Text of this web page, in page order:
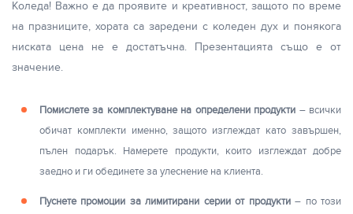
Коледа! Важно е да проявите и креативност, защото по време
на празниците, хората са заредени с коледен дух и понякога
ниската цена не е достатъчна. Презентацията също е от
значение.
Помислете за комплектуване на определени продукти – всички
обичат комплекти именно, защото изглеждат като завършен,
пълен подарък. Намерете продукти, които изглеждат добре
заедно и ги обединете за улеснение на клиента.
Пуснете промоции за лимитирани серии от продукти– по този